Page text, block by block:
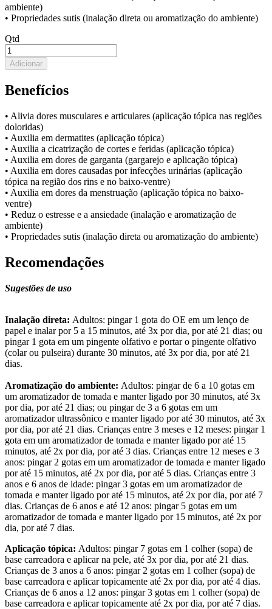
ambiente)
• Propriedades sutis (inalação direta ou aromatização do ambiente)
Qtd
Adicionar
Benefícios
• Alivia dores musculares e articulares (aplicação tópica nas regiões
doloridas)
• Auxilia em dermatites (aplicação tópica)
• Auxilia a cicatrização de cortes e feridas (aplicação tópica)
• Auxilia em dores de garganta (gargarejo e aplicação tópica)
• Auxilia em dores causadas por infecções urinárias (aplicação
tópica na região dos rins e no baixo-ventre)
• Auxilia em dores da menstruação (aplicação tópica no baixo-
ventre)
• Reduz o estresse e a ansiedade (inalação e aromatização de
ambiente)
• Propriedades sutis (inalação direta ou aromatização do ambiente)
Recomendações
Sugestões de uso
Inalação direta: Adultos: pingar 1 gota do OE em um lenço de
papel e inalar por 5 a 15 minutos, até 3x por dia, por até 21 dias; ou
pingar 1 gota em um pingente olfativo e portar o pingente olfativo
(colar ou pulseira) durante 30 minutos, até 3x por dia, por até 21
dias.
Aromatização do ambiente: Adultos: pingar de 6 a 10 gotas em
um aromatizador de tomada e manter ligado por 30 minutos, até 3x
por dia, por até 21 dias; ou pingar de 3 a 6 gotas em um
aromatizador ultrassônico e manter ligado por até 30 minutos, até 3x
por dia, por até 21 dias. Crianças entre 3 meses e 12 meses: pingar 1
gota em um aromatizador de tomada e manter ligado por até 15
minutos, até 2x por dia, por até 3 dias. Crianças entre 12 meses e 3
anos: pingar 2 gotas em um aromatizador de tomada e manter ligado
por até 15 minutos, até 2x por dia, por até 5 dias. Crianças entre 3
anos e 6 anos de idade: pingar 3 gotas em um aromatizador de
tomada e manter ligado por até 15 minutos, até 2x por dia, por até 7
dias. Crianças de 6 anos e até 12 anos: pingar 5 gotas em um
aromatizador de tomada e manter ligado por 15 minutos, até 2x por
dia, por até 7 dias.
Aplicação tópica: Adultos: pingar 7 gotas em 1 colher (sopa) de
base carreadora e aplicar na pele, até 3x por dia, por até 21 dias.
Crianças de 3 anos a 6 anos: pingar 2 gotas em 1 colher (sopa) de
base carreadora e aplicar topicamente até 2x por dia, por até 4 dias.
Crianças de 6 anos a 12 anos: pingar 3 gotas em 1 colher (sopa) de
base carreadora e aplicar topicamente até 2x por dia, por até 7 dias.